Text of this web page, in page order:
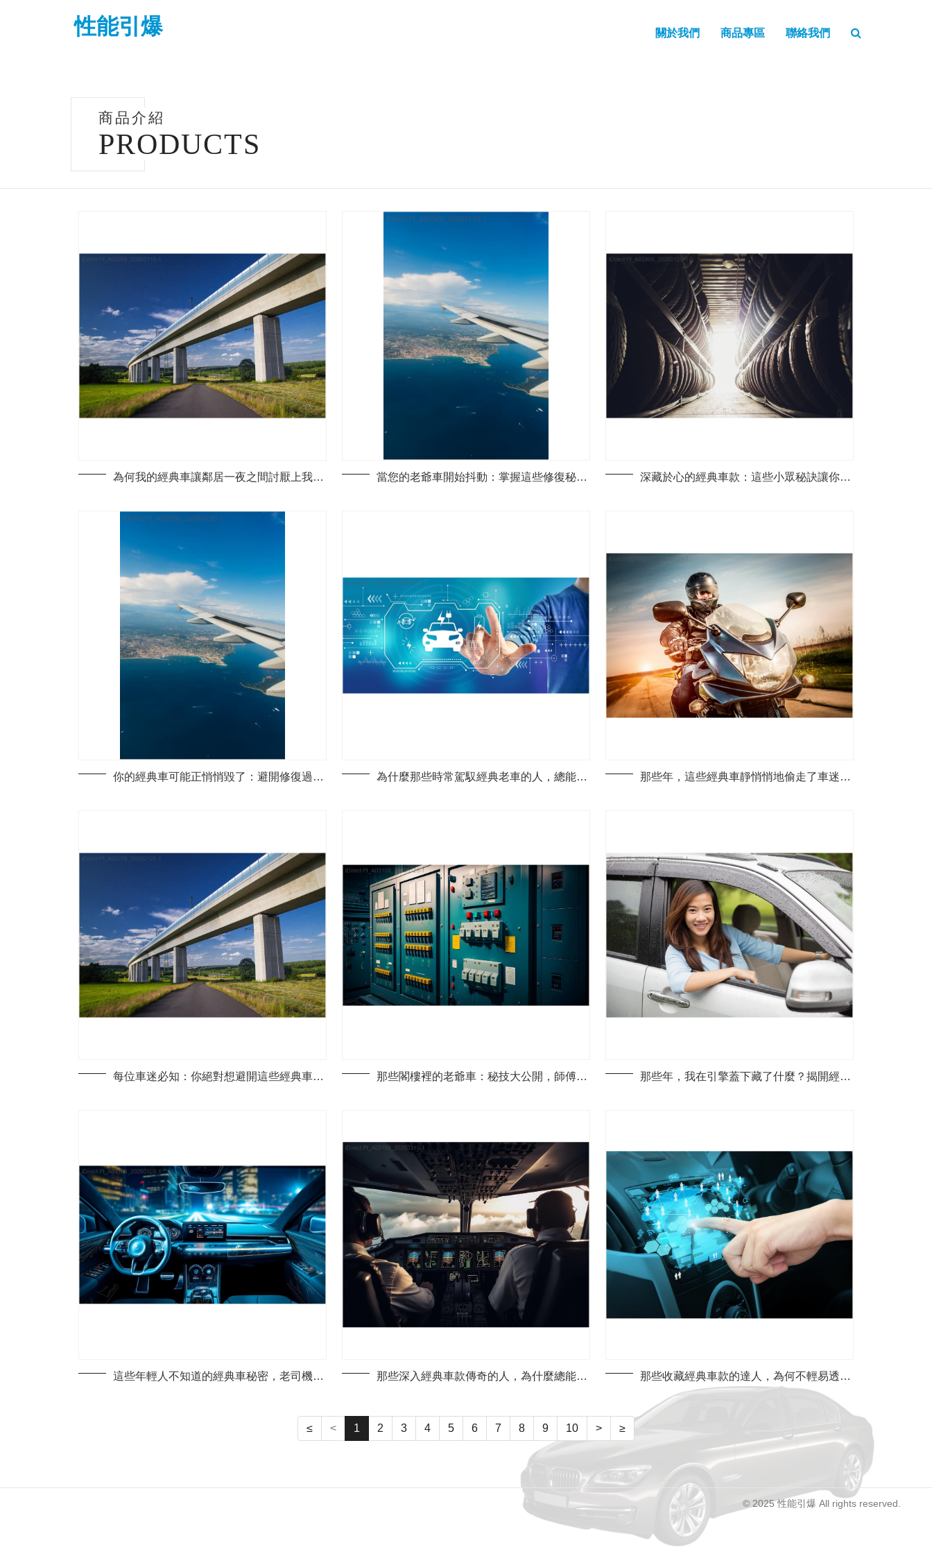
性能引爆 關於我們 商品專區 聯絡我們
商品介紹
PRODUCTS
為何我的經典車讓鄰居一夜之間討厭上我？避開這些買車地雷 當您的老爺車開始抖動：掌握這些修復秘籍，讓愛車重返巔峰 深藏於心的經典車款：這些小眾秘訣讓你選車不再盲目走彎路
你的經典車可能正悄悄毀了：避開修復過程中的這些隱形陷阱 為什麼那些時常駕馭經典老車的人，總能巧妙避開這些維修陷阱？ 那些年，這些經典車靜悄悄地偷走了車迷的心
每位車迷必知：你絕對想避開這些經典車款收藏的常見陷阱 那些閣樓裡的老爺車：秘技大公開，師傅是怎麼讓它們重返光彩的？ 那些年，我在引擎蓋下藏了什麼？揭開經典車款的神秘面紗
這些年輕人不知道的經典車秘密，老司機們絕不輕易透露的真相 那些深入經典車款傳奇的人，為什麼總能優雅避過收藏陷阱？ 那些收藏經典車款的達人，為何不輕易透露這五個避坑心法？
≤ < 1 2 3 4 5 6 7 8 9 10 > ≥
© 2025 性能引爆 All rights reserved.